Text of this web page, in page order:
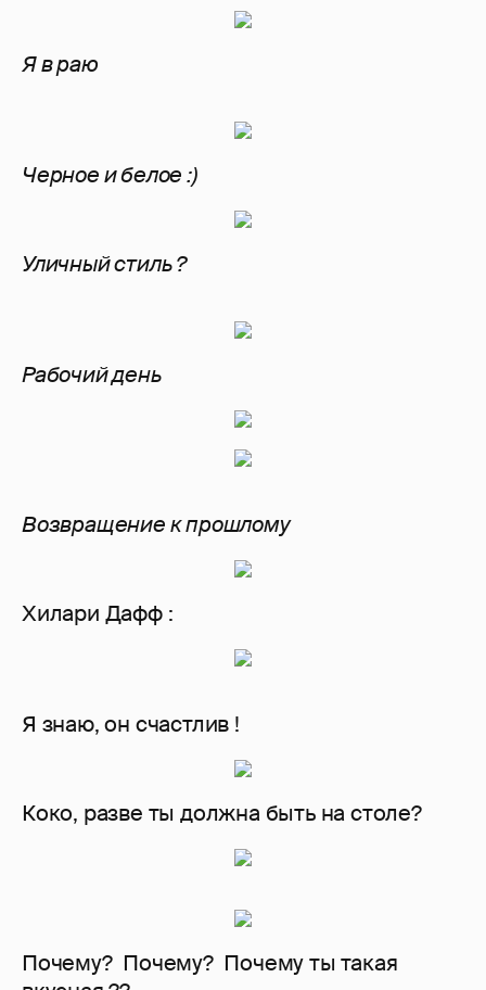
Я в раю
Черное и белое :)
Уличный стиль ?
Рабочий день
Возвращение к прошлому
Хилари Дафф :
Я знаю, он счастлив !
Коко, разве ты должна быть на столе?
Почему? Почему? Почему ты такая